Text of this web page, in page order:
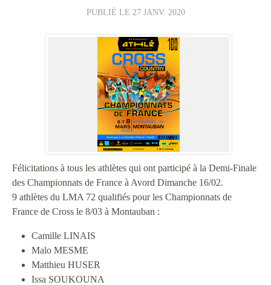
PUBLIÉ LE 27 JANV. 2020
Félicitations à tous les athlètes qui ont participé à la Demi-Finale
des Championnats de France à Avord Dimanche 16/02.
9 athlètes du LMA 72 qualifiés pour les Championnats de
France de Cross le 8/03 à Montauban :
Camille LINAIS
Malo MESME
Matthieu HUSER
Issa SOUKOUNA